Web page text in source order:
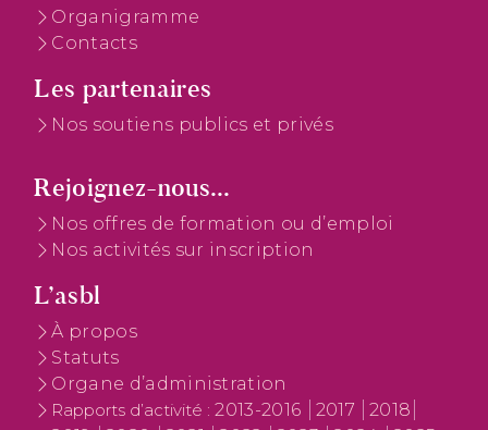
Organigramme
Contacts
Les partenaires
Nos soutiens publics et privés
Rejoignez-nous...
Nos offres de formation ou d’emploi
Nos activités sur inscription
L’asbl
À propos
Statuts
Organe d’administration
Rapports d’activité :2013-2016 2017
2018